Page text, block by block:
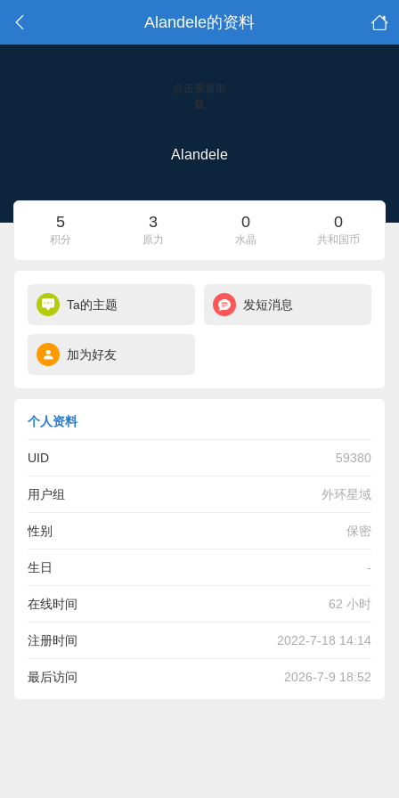
Alandele的资料
点击重新加
载
Alandele
5
积分
3
原力
0
水晶
0
共和国币
Ta的主题 发短消息
加为好友
个人资料
UID 59380
用户组 外环星域
性别 保密
生日 -
在线时间 62 小时
注册时间 2022-7-18 14:14
最后访问 2026-7-9 18:52